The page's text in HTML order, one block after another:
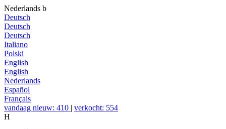
Nederlands b
Deutsch
Deutsch
Deutsch
Italiano
Polski
English
English
Nederlands
Español
Français
vandaag nieuw: 410 | verkocht: 554
H